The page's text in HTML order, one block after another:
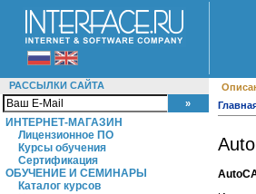
РАССЫЛКИ САЙТА
ИНТЕРНЕТ-МАГАЗИН
Лицензионное ПО
Курсы обучения
Сертификация
ОБУЧЕНИЕ И СЕМИНАРЫ
Каталог курсов